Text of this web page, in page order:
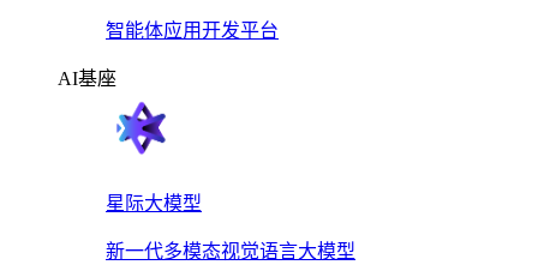
智能体应用开发平台
AI基座
星际大模型
新一代多模态视觉语言大模型